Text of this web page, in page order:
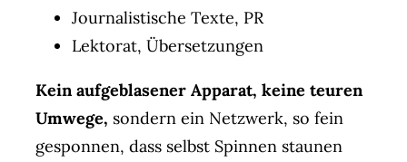
Journalistische Texte, PR
Lektorat, Übersetzungen
Kein aufgeblasener Apparat, keine teuren
Umwege, sondern ein Netzwerk, so fein
gesponnen, dass selbst Spinnen staunen